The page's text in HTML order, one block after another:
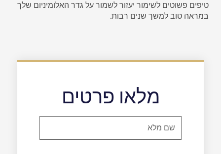
טיפים פשוטים לשימור יעזור לשמור על גדר האלומיניום שלך
במראה טוב למשך שנים רבות.
מלאו פרטים
מלא